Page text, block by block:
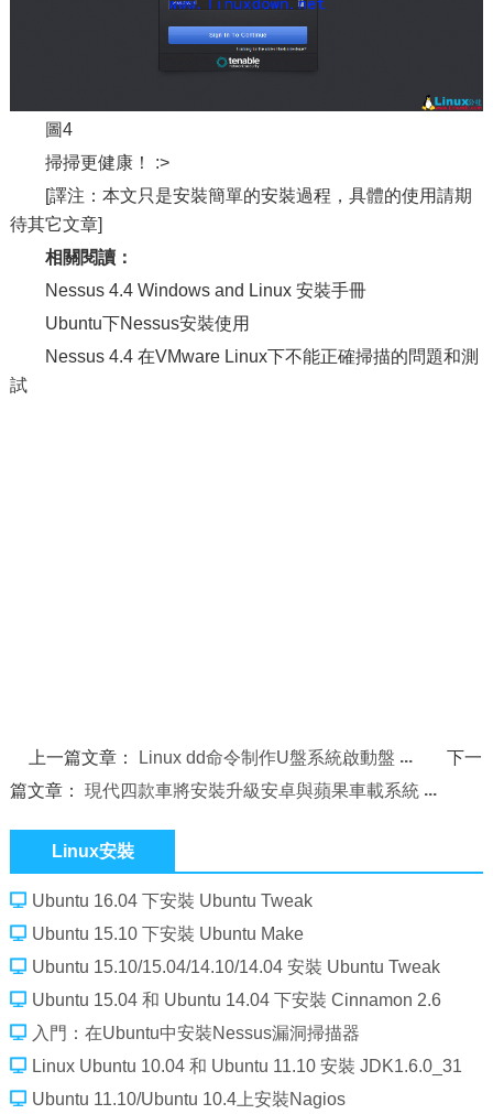
圖4
掃掃更健康！ :>
[譯注：本文只是安裝簡單的安裝過程，具體的使用請期
待其它文章]
相關閱讀：
Nessus 4.4 Windows and Linux 安裝手冊
Ubuntu下Nessus安裝使用
Nessus 4.4 在VMware Linux下不能正確掃描的問題和測
試
上一篇文章： Linux dd命令制作U盤系統啟動盤
下一
篇文章： 現代四款車將安裝升級安卓與蘋果車載系統
Linux安裝
Ubuntu 16.04 下安裝 Ubuntu Tweak
Ubuntu 15.10 下安裝 Ubuntu Make
Ubuntu 15.10/15.04/14.10/14.04 安裝 Ubuntu Tweak
Ubuntu 15.04 和 Ubuntu 14.04 下安裝 Cinnamon 2.6
入門：在Ubuntu中安裝Nessus漏洞掃描器
Linux Ubuntu 10.04 和 Ubuntu 11.10 安裝 JDK1.6.0_31
Ubuntu 11.10/Ubuntu 10.4上安裝Nagios